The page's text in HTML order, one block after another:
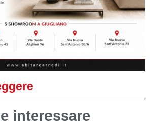
interessare